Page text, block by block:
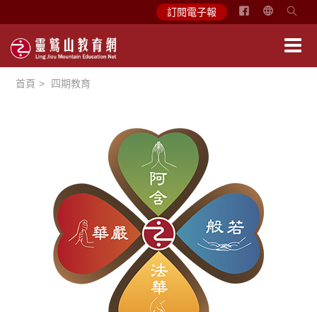
訂閱電子報
简
首頁 四期教育